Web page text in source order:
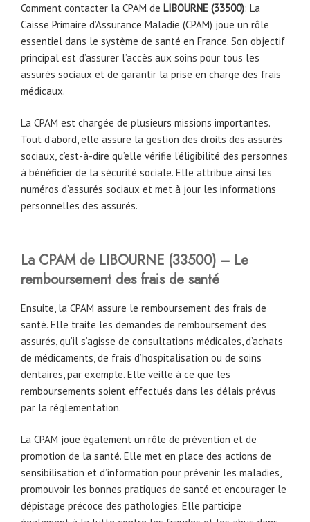
Comment contacter la CPAM de LIBOURNE (33500): La
Caisse Primaire d’Assurance Maladie (CPAM) joue un rôle
essentiel dans le système de santé en France. Son objectif
principal est d’assurer l’accès aux soins pour tous les
assurés sociaux et de garantir la prise en charge des frais
médicaux.
La CPAM est chargée de plusieurs missions importantes.
Tout d’abord, elle assure la gestion des droits des assurés
sociaux, c’est-à-dire qu’elle vérifie l’éligibilité des personnes
à bénéficier de la sécurité sociale. Elle attribue ainsi les
numéros d’assurés sociaux et met à jour les informations
personnelles des assurés.
La CPAM de LIBOURNE (33500) – Le
remboursement des frais de santé
Ensuite, la CPAM assure le remboursement des frais de
santé. Elle traite les demandes de remboursement des
assurés, qu’il s’agisse de consultations médicales, d’achats
de médicaments, de frais d’hospitalisation ou de soins
dentaires, par exemple. Elle veille à ce que les
remboursements soient effectués dans les délais prévus
par la réglementation.
La CPAM joue également un rôle de prévention et de
promotion de la santé. Elle met en place des actions de
sensibilisation et d’information pour prévenir les maladies,
promouvoir les bonnes pratiques de santé et encourager le
dépistage précoce des pathologies. Elle participe